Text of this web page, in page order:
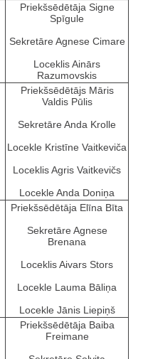
Priekšsēdētāja Signe
Spīgule
Sekretāre Agnese Cimare
Loceklis Ainārs
Razumovskis
Priekšsēdētājs Māris
Valdis Pūlis
Sekretāre Anda Krolle
Locekle Kristīne Vaitkeviča
Loceklis Agris Vaitkevičs
Locekle Anda Doniņa
Priekšsēdētāja Elīna Bīta
Sekretāre Agnese
Brenana
Loceklis Aivars Stors
Locekle Lauma Bāliņa
Locekle Jānis Liepiņš
Priekšsēdētāja Baiba
Freimane